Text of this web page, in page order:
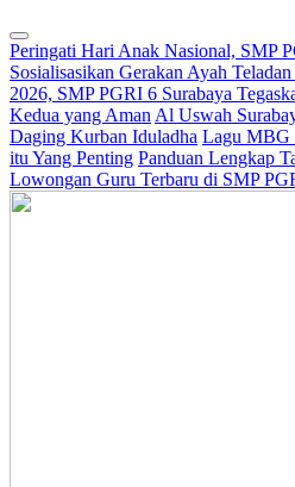
Peringati Hari Anak Nasional, SMP
Sosialisasikan Gerakan Ayah
2026, SMP PGRI 6 Surabaya
Kedua yang Aman Al Uswah
Daging Kurban Iduladha Lagu MBG
itu Yang Penting Panduan Lengkap
Lowongan Guru Terbaru di SMP